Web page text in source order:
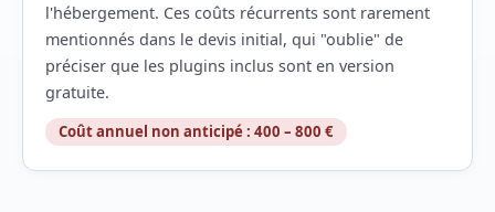
l'hébergement. Ces coûts récurrents sont rarement
mentionnés dans le devis initial, qui "oublie" de
préciser que les plugins inclus sont en version
gratuite.
Coût annuel non anticipé : 400 – 800 €